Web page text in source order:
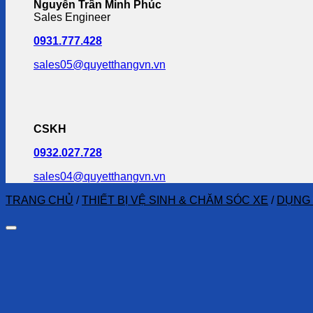
Nguyễn Trần Minh Phúc
Sales Engineer
0931.777.428
sales05@quyetthangvn.vn
CSKH
0932.027.728
sales04@quyetthangvn.vn
TRANG CHỦ / THIẾT BỊ VỆ SINH & CHĂM SÓC XE /